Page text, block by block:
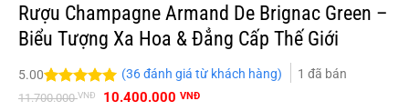
Rượu Champagne Armand De Brignac Green –
Biểu Tượng Xa Hoa & Đẳng Cấp Thế Giới
5.00
5.00trên 5
36
(36đánh giá từ khách hàng) 1 đã bán
11.700.000VNĐ
Giá
10.400.000 VNĐGiá